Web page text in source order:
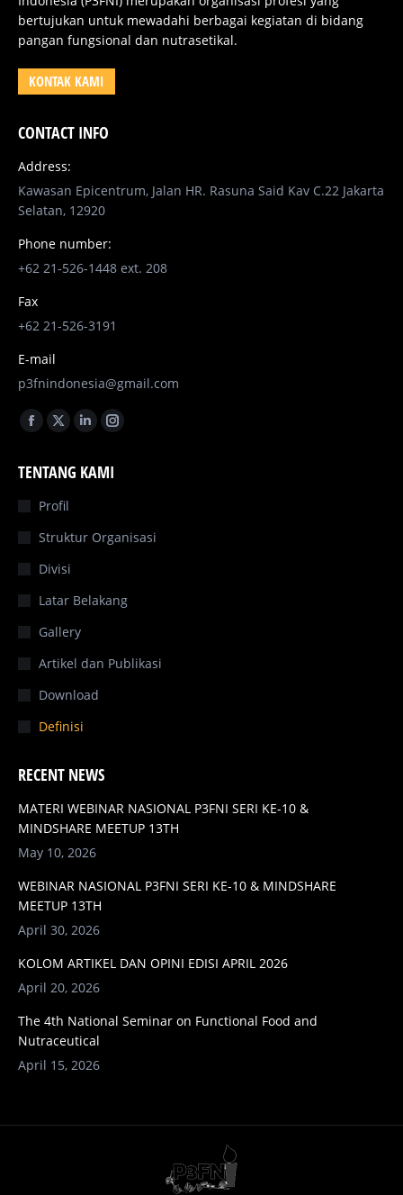
bertujukan untuk mewadahi berbagai kegiatan di bidang
pangan fungsional dan nutrasetikal.
KONTAK KAMI
CONTACT INFO
Address:
Kawasan Epicentrum, Jalan HR. Rasuna Said Kav C.22 Jakarta
Selatan, 12920
Phone number:
+62 21-526-1448 ext. 208
Fax
+62 21-526-3191
E-mail
p3fnindonesia@gmail.com
Find us on:
Facebook
opens
in
window
X
opens
in
window
Linkedin
opens
window
Instagram
opens
window
TENTANG KAMI
Profil
Struktur Organisasi
Divisi
Latar Belakang
Gallery
Artikel dan Publikasi
Download
Definisi
RECENT NEWS
MATERI WEBINAR NASIONAL P3FNI SERI KE-10 &
MINDSHARE MEETUP 13TH
May 10, 2026
WEBINAR NASIONAL P3FNI SERI KE-10 & MINDSHARE
MEETUP 13TH
April 30, 2026
KOLOM ARTIKEL DAN OPINI EDISI APRIL 2026
April 20, 2026
The 4th National Seminar on Functional Food and
Nutraceutical
April 15, 2026